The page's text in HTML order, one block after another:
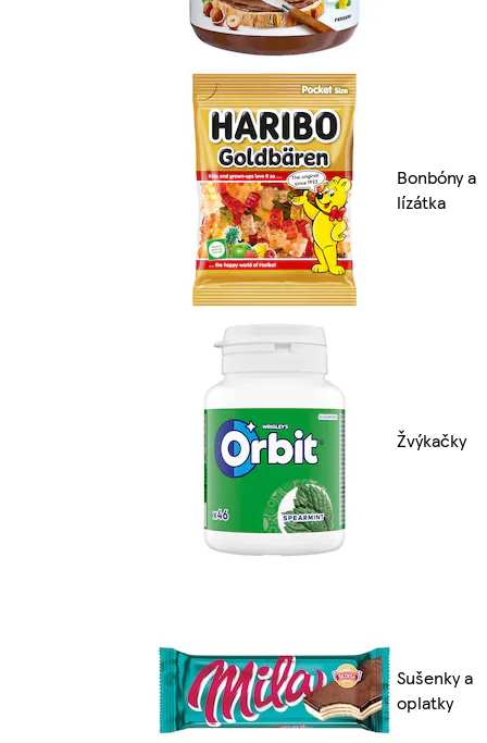
Bonbóny a
lízátka
Žvýkačky
Sušenky a
oplatky